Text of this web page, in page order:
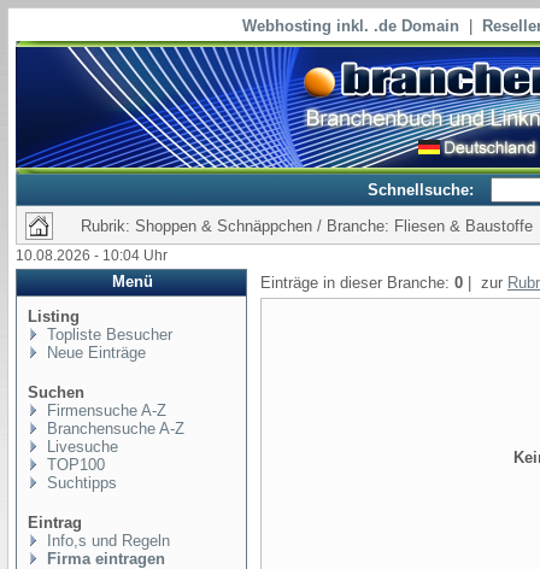
Webhosting inkl. .de Domain
Schnellsuche:
Rubrik: Shoppen & Schnäppchen / Branche: Fliesen & Baustoffe
10.08.2026 - 10:04 Uhr
Menü
Listing
Topliste Besucher
Neue Einträge
Suchen
Firmensuche A-Z
Branchensuche A-Z
Livesuche
TOP100
Suchtipps
Eintrag
Info,s und Regeln
Firma eintragen
Einträge in dieser Branche: 0 | zur